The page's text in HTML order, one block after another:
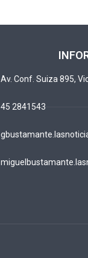
Av. Conf. Suiza 895,
45 2841543